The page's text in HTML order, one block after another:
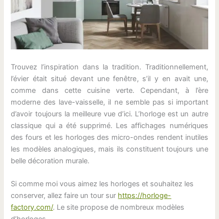
Trouvez l’inspiration dans la tradition. Traditionnellement,
l’évier était situé devant une fenêtre, s’il y en avait une,
comme dans cette cuisine verte. Cependant, à l’ère
moderne des lave-vaisselle, il ne semble pas si important
d’avoir toujours la meilleure vue d’ici. L’horloge est un autre
classique qui a été supprimé. Les affichages numériques
des fours et les horloges des micro-ondes rendent inutiles
les modèles analogiques, mais ils constituent toujours une
belle décoration murale.
Si comme moi vous aimez les horloges et souhaitez les
conserver, allez faire un tour sur https://horloge-
factory.com/. Le site propose de nombreux modèles